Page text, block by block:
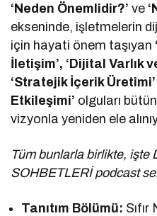
‘Neden Önemlidir?’ ve
ekseninde, işletmelerin
için hayati önem taşıyan
İletişim’, ‘Dijital Varlık
‘Stratejik İçerik
Etkileşimi’ olguları
vizyonla yeniden ele
Tüm bunlarla birlikte, işte
SOHBETLERİ podcast
Tanıtım Bölümü: